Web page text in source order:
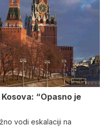
“Opasno je
vodi eskalaciji na